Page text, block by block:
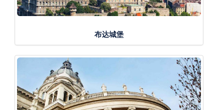
布达城堡